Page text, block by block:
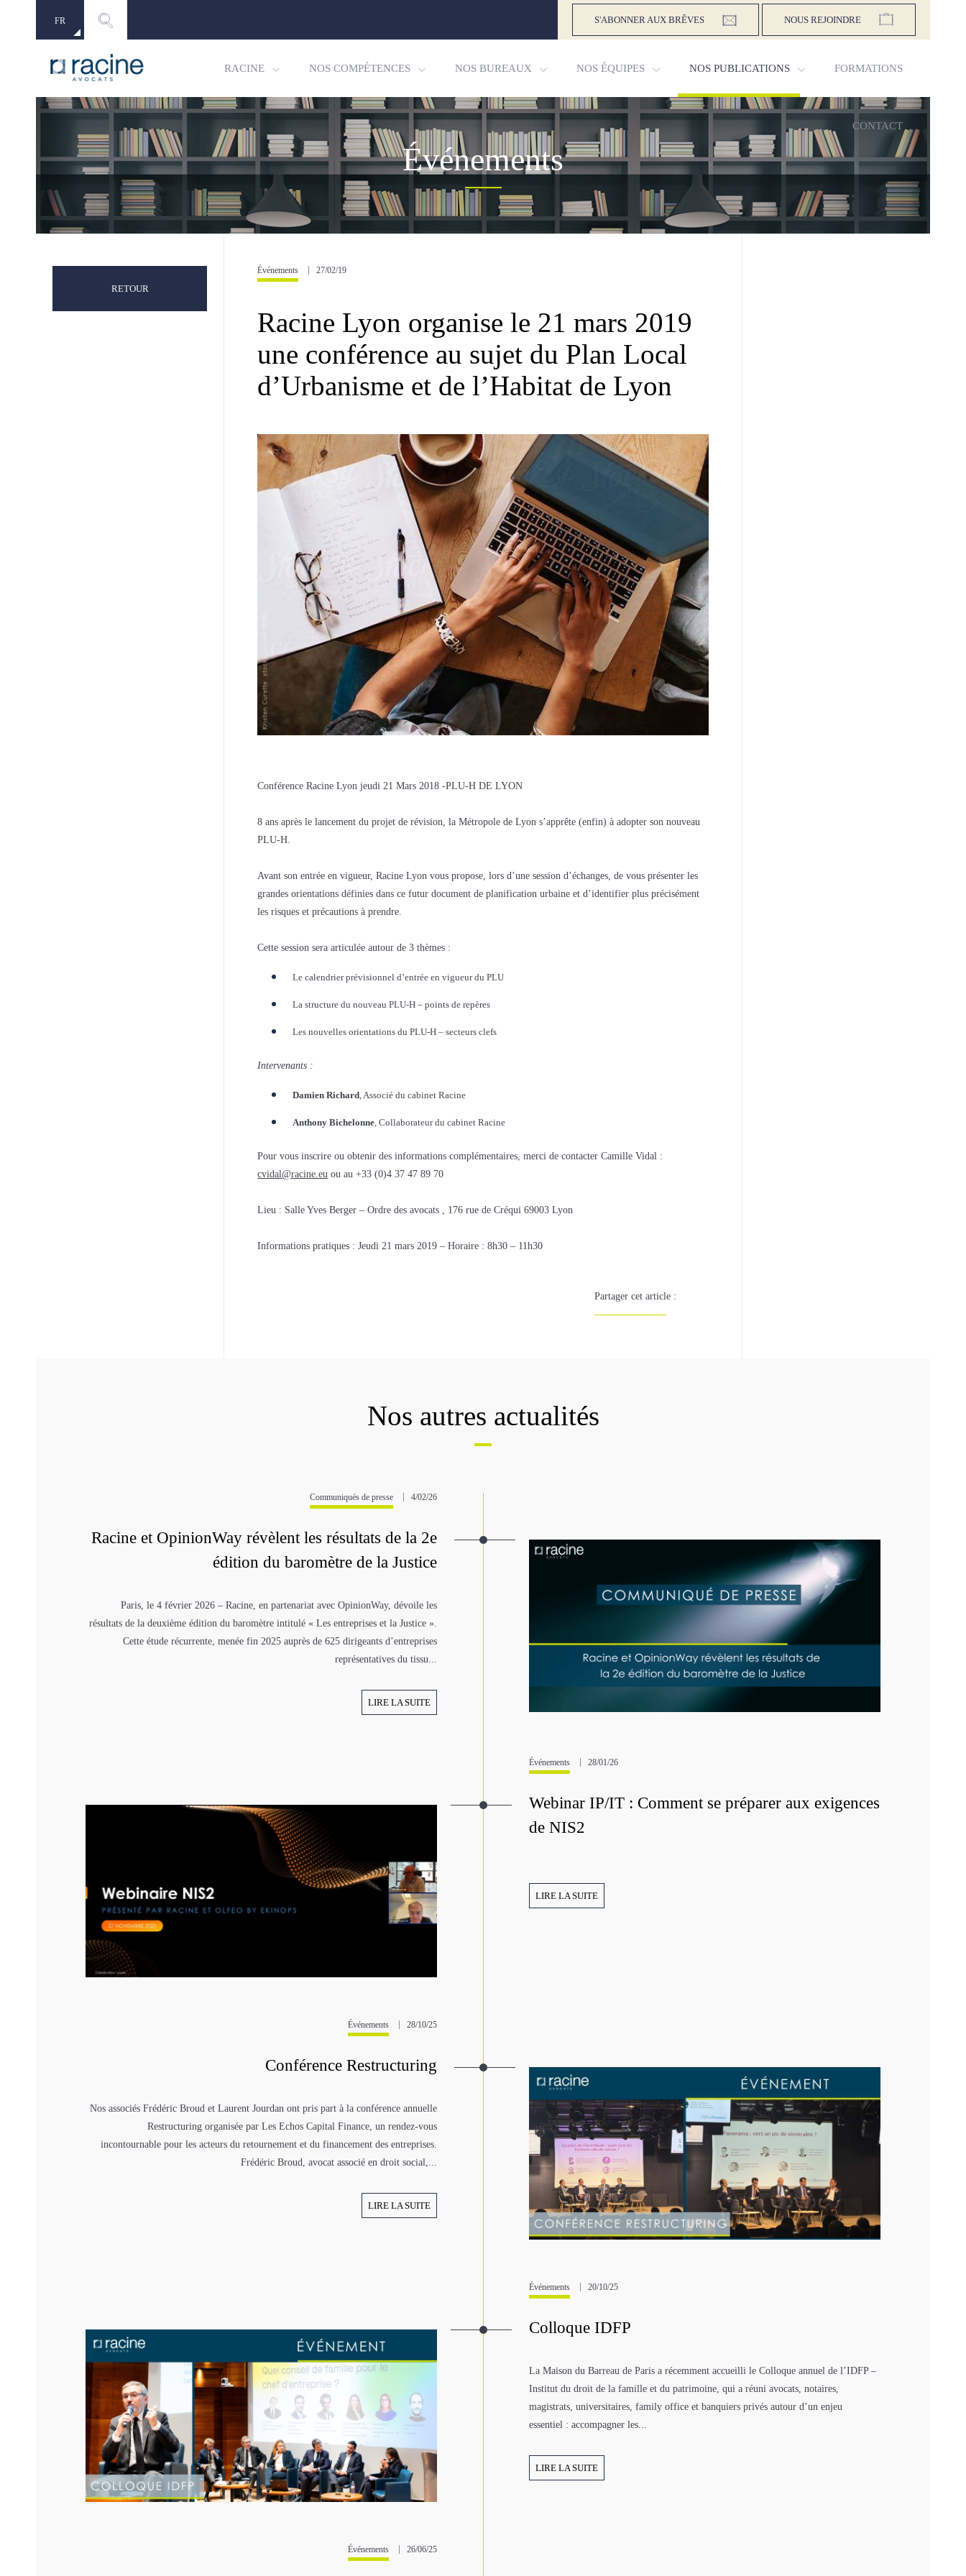
FR
EN
S'ABONNER AUX BRÊVES NOUS REJOINDRE
RACINE NOS COMPÉTENCES NOS BUREAUX NOS ÉQUIPES NOS PUBLICATIONS FORMATIONS
CONTACT
Événements
RETOUR
Événements 27/02/19
Racine Lyon organise le 21 mars 2019
une conférence au sujet du Plan Local
d’Urbanisme et de l’Habitat de Lyon
Conférence Racine Lyon jeudi 21 Mars 2018 -PLU-H DE LYON
8 ans après le lancement du projet de révision, la Métropole de Lyon s’apprête (enfin) à adopter son nouveau
PLU-H.
Avant son entrée en vigueur, Racine Lyon vous propose, lors d’une session d’échanges, de vous présenter les
grandes orientations définies dans ce futur document de planification urbaine et d’identifier plus précisément
les risques et précautions à prendre.
Cette session sera articulée autour de 3 thèmes :
Le calendrier prévisionnel d’entrée en vigueur du PLU
La structure du nouveau PLU-H – points de repères
Les nouvelles orientations du PLU-H – secteurs clefs
Intervenants :
Damien Richard, Associé du cabinet Racine
Anthony Bichelonne, Collaborateur du cabinet Racine
Pour vous inscrire ou obtenir des informations complémentaires, merci de contacter Camille Vidal :
cvidal@racine.eu ou au +33 (0)4 37 47 89 70
Lieu : Salle Yves Berger – Ordre des avocats , 176 rue de Créqui 69003 Lyon
Informations pratiques : Jeudi 21 mars 2019 – Horaire : 8h30 – 11h30
Partager cet article :
Nos autres actualités
Communiqués de presse 4/02/26
Racine et OpinionWay révèlent les résultats de la 2e
édition du baromètre de la Justice
Paris, le 4 février 2026 – Racine, en partenariat avec OpinionWay, dévoile les
résultats de la deuxième édition du baromètre intitulé « Les entreprises et la Justice ».
Cette étude récurrente, menée fin 2025 auprès de 625 dirigeants d’entreprises
représentatives du tissu...
LIRE LA SUITE
Événements 28/01/26
Webinar IP/IT : Comment se préparer aux exigences
de NIS2
LIRE LA SUITE
Événements 28/10/25
Conférence Restructuring
Nos associés Frédéric Broud et Laurent Jourdan ont pris part à la conférence annuelle
Restructuring organisée par Les Echos Capital Finance, un rendez-vous
incontournable pour les acteurs du retournement et du financement des entreprises.
Frédéric Broud, avocat associé en droit social,...
LIRE LA SUITE
Événements 20/10/25
Colloque IDFP
La Maison du Barreau de Paris a récemment accueilli le Colloque annuel de l’IDFP –
Institut du droit de la famille et du patrimoine, qui a réuni avocats, notaires,
magistrats, universitaires, family office et banquiers privés autour d’un enjeu
essentiel : accompagner les...
LIRE LA SUITE
Événements 26/06/25